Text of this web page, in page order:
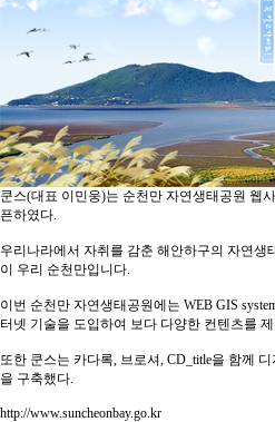
쿤스(대표 이민웅)는 순천만 자연생태공원 웹
픈하였다.
우리나라에서 자취를 감춘 해안하구의 자연생
이 우리 순천만입니다.
이번 순천만 자연생태공원에는 WEB GIS
터넷 기술을 도입하여 보다 다양한 컨텐츠를
또한 쿤스는 카다록, 브로셔, CD_title을 함께
을 구축했다.
http://www.suncheonbay.go.kr